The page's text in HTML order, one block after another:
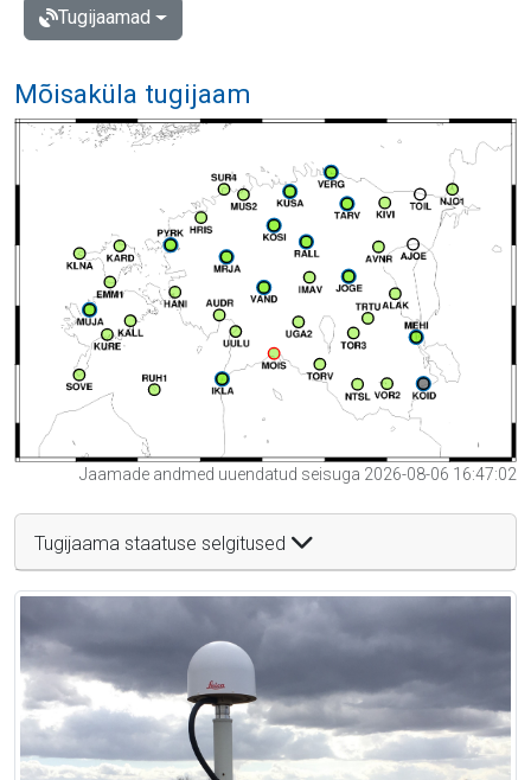
Tugijaamad
Mõisaküla tugijaam
Jaamade andmed uuendatud seisuga 2026-08-06 16:47:02
Tugijaama staatuse selgitused